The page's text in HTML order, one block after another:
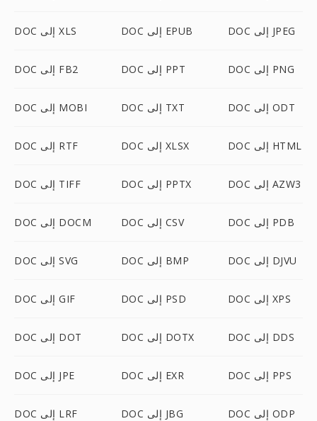
DOC إلى XLS DOC إلى EPUB DOC إلى JPEG
DOC إلى FB2 DOC إلى PPT DOC إلى PNG
DOC إلى MOBI DOC إلى TXT DOC إلى ODT
DOC إلى RTF DOC إلى XLSX DOC إلى HTML
DOC إلى TIFF DOC إلى PPTX DOC إلى AZW3
DOC إلى DOCM DOC إلى CSV DOC إلى PDB
DOC إلى SVG DOC إلى BMP DOC إلى DJVU
DOC إلى GIF DOC إلى PSD DOC إلى XPS
DOC إلى DOT DOC إلى DOTX DOC إلى DDS
DOC إلى JPE DOC إلى EXR DOC إلى PPS
DOC إلى LRF DOC إلى JBG DOC إلى ODP